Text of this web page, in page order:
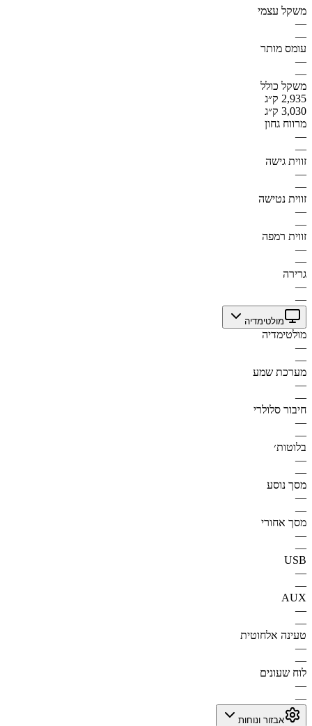
משקל עצמי
—
—
עומס מותר
—
—
משקל כולל
2,935 ק״ג
3,030 ק״ג
מרווח גחון
—
—
זווית גישה
—
—
זווית נטישה
—
—
זווית רמפה
—
—
גרירה
—
—
מולטימדיה
מולטימדיה
—
—
מערכת שמע
—
—
חיבור סלולרי
—
—
בלוטות׳
—
—
מסך נוסע
—
—
מסך אחורי
—
—
USB
—
—
AUX
—
—
טעינה אלחוטית
—
—
לוח שעונים
—
—
אבזור ונוחות